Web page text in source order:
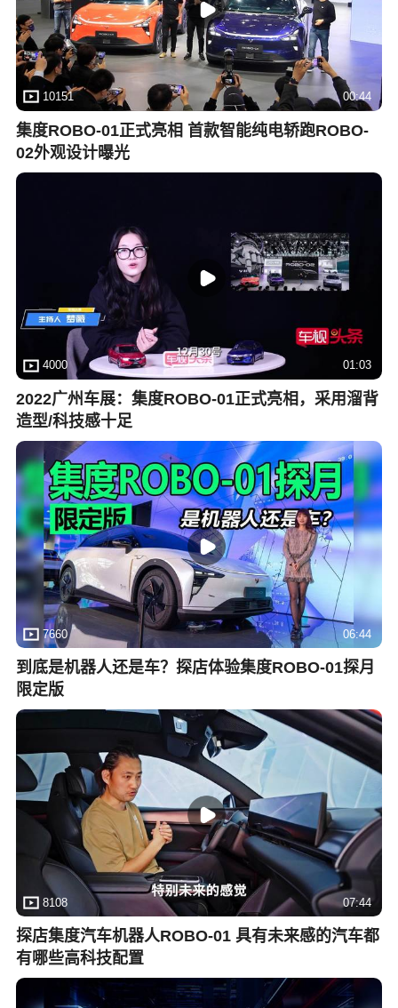
10151 00:44
集度ROBO-01正式亮相 首款智能纯电轿跑ROBO-
02外观设计曝光
4000 01:03
2022广州车展：集度ROBO-01正式亮相，采用溜背
造型/科技感十足
7660 06:44
到底是机器人还是车？探店体验集度ROBO-01探月
限定版
8108 07:44
探店集度汽车机器人ROBO-01 具有未来感的汽车都
有哪些高科技配置